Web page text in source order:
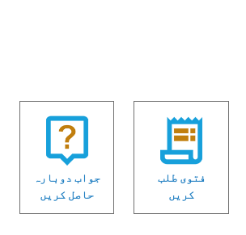
فتوی طلب
کریں
جواب دوبارہ
حاصل کریں